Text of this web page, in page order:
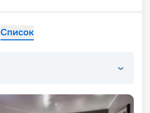
Список